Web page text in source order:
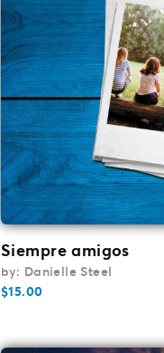
Siempre amigos
by: Danielle Steel
$15.00